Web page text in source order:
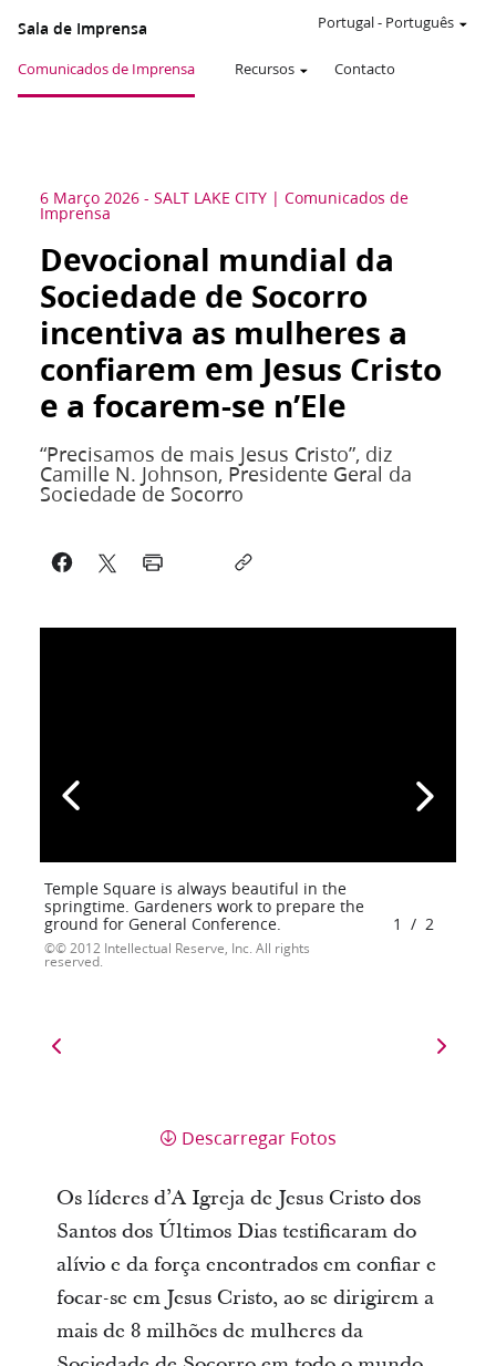
Sala de Imprensa
Comunicados de Imprensa Recursos Contacto
Portugal- Português
6 Março 2026 - SALT LAKE CITY Comunicados de
Imprensa
Devocional mundial da
Sociedade de Socorro
incentiva as mulheres a
confiarem em Jesus Cristo
e a focarem-se n’Ele
“Precisamos de mais Jesus Cristo”, diz
Camille N. Johnson, Presidente Geral da
Sociedade de Socorro
Temple Square is always beautiful in the
springtime. Gardeners work to prepare the
ground for General Conference.
© 2012 Intellectual Reserve, Inc. All rights
reserved.
1 / 2
Descarregar Fotos
Os líderes d’A Igreja de Jesus Cristo dos
Santos dos Últimos Dias testificaram do
alívio e da força encontrados em confiar e
focar-se em Jesus Cristo, ao se dirigirem a
mais de 8 milhões de mulheres da